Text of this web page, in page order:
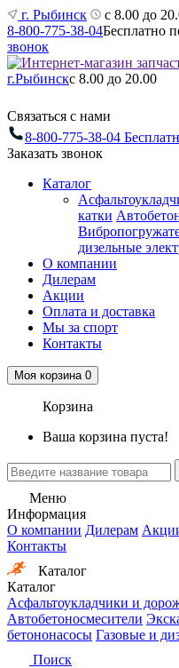
г. Рыбинск с 8.00 до
8-800-775-38-04Бесплатно
звонок
г.Рыбинскс 8.00 до 20.00
Связаться с нами
8-800-775-38-04
Заказать звонок
Каталог
катки
дизельные
О компании
Дилерам
Акции
Оплата и доставка
Мы за спорт
Контакты
Моя корзина 0
Корзина
Ваша корзина пуста!
Меню
Информация
О компании Дилерам
Контакты
Каталог
Каталог
Асфальтоукладчики и
Автобетоносмесители
бетононасосы Газовые и
Поиск